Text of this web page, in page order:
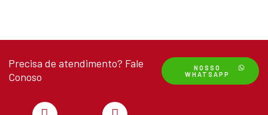
Precisa de atendimento? Fale
Conoso
NOSSO
WHATSAPP